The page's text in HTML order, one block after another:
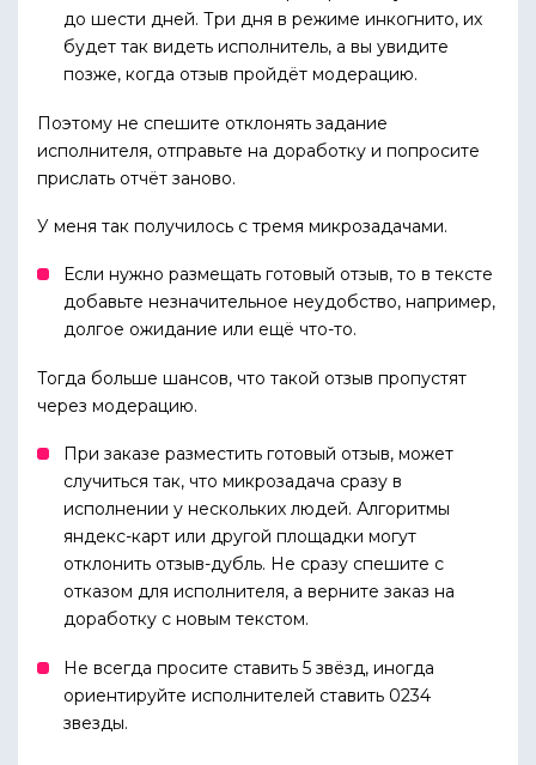
до шести дней. Три дня в режиме инкогнито, их
будет так видеть исполнитель, а вы увидите
позже, когда отзыв пройдёт модерацию.
Поэтому не спешите отклонять задание
исполнителя, отправьте на доработку и попросите
прислать отчёт заново.
У меня так получилось с тремя микрозадачами.
Если нужно размещать готовый отзыв, то в тексте
добавьте незначительное неудобство, например,
долгое ожидание или ещё что-то.
Тогда больше шансов, что такой отзыв пропустят
через модерацию.
При заказе разместить готовый отзыв, может
случиться так, что микрозадача сразу в
исполнении у нескольких людей. Алгоритмы
яндекс-карт или другой площадки могут
отклонить отзыв-дубль. Не сразу спешите с
отказом для исполнителя, а верните заказ на
доработку с новым текстом.
Не всегда просите ставить 5 звёзд, иногда
ориентируйте исполнителей ставить 0234
звезды.